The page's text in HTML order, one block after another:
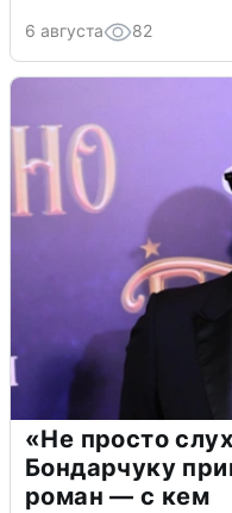
6 августа 82
«Не просто
Бондарчуку
роман — с кем